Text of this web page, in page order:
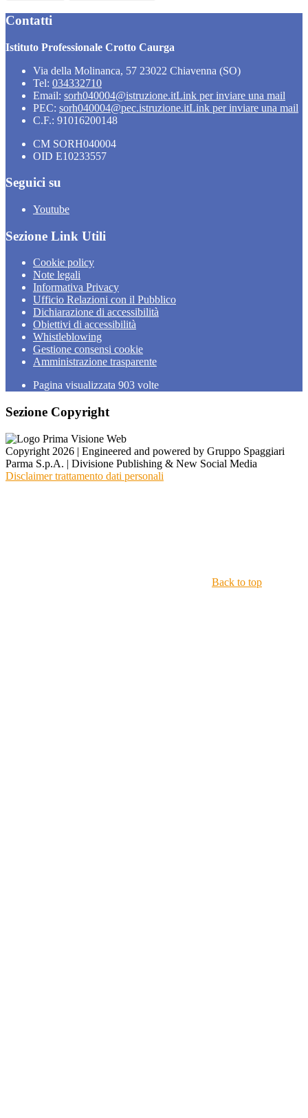
Contatti
Istituto Professionale Crotto Caurga
Via della Molinanca, 57 23022 Chiavenna (SO)
Tel: 034332710
Email: sorh040004@istruzione.itLink per inviare una mail
PEC: sorh040004@pec.istruzione.itLink per inviare una mail
C.F.: 91016200148
CM SORH040004
OID E10233557
Seguici su
Youtube
Sezione Link Utili
Cookie policy
Note legali
Informativa Privacy
Ufficio Relazioni con il Pubblico
Dichiarazione di accessibilità
Obiettivi di accessibilità
Whistleblowing
Gestione consensi cookie
Amministrazione trasparente
Pagina visualizzata 903 volte
Sezione Copyright
Copyright 2026 | Engineered and powered by Gruppo Spaggiari
Parma S.p.A. | Divisione Publishing & New Social Media
Disclaimer trattamento dati personali
Back to top